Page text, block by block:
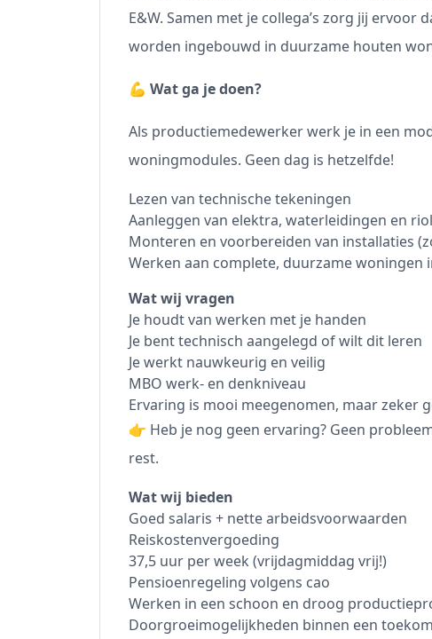
E&W. Samen met je collega’s zorg jij
worden ingebouwd in duurzame houten
💪 Wat ga je doen?
Als productiemedewerker werk je in een
woningmodules. Geen dag is hetzelfde!
Lezen van technische tekeningen
Aanleggen van elektra, waterleidingen en
Monteren en voorbereiden van installaties
Werken aan complete, duurzame woningen
Wat wij vragen
Je houdt van werken met je handen
Je bent technisch aangelegd of wilt dit leren
Je werkt nauwkeurig en veilig
MBO werk- en denkniveau
Ervaring is mooi meegenomen, maar zeker
👉 Heb je nog geen ervaring? Geen
rest.
Wat wij bieden
Goed salaris + nette arbeidsvoorwaarden
Reiskostenvergoeding
37,5 uur per week (vrijdagmiddag vrij!)
Pensioenregeling volgens cao
Werken in een schoon en droog
Doorgroeimogelijkheden binnen een